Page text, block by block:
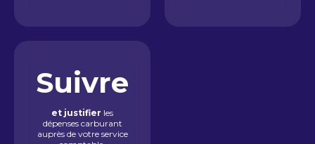
Suivre
et justifier les
dépenses carburant
auprès de votre service